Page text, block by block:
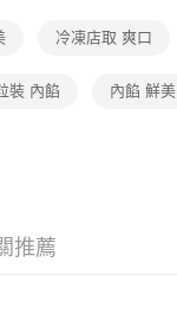
冷凍店取 爽口
裝 內餡 內餡 鮮美
推薦